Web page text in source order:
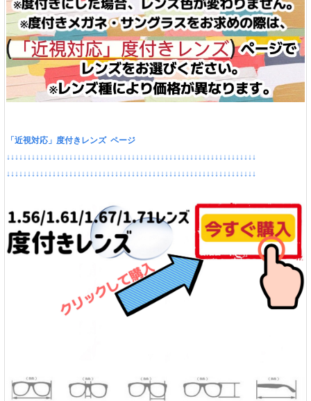
「近視対応」度付きレンズ ページ
↓↓↓↓↓↓↓↓↓↓↓↓↓↓↓↓↓↓↓↓↓↓↓↓↓↓↓↓↓↓↓↓↓↓↓↓↓↓↓↓↓↓↓↓↓↓↓↓↓↓↓↓↓↓↓↓↓↓↓↓
↓↓↓↓↓↓↓↓↓↓↓↓↓↓↓↓↓↓↓↓↓↓↓↓↓↓↓↓↓↓↓↓↓↓↓↓↓↓↓↓↓↓↓↓↓↓↓↓↓↓↓↓↓↓↓↓↓↓↓↓